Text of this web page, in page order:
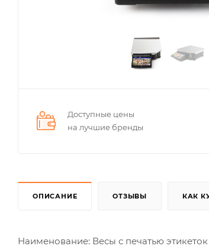
Доступные цены
на лучшие бренды
ОПИСАНИЕ ОТЗЫВЫ КАК
Наименование: Весы с печатью